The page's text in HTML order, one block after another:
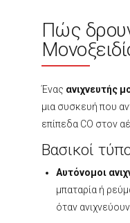
Πώς
Ένας ανιχνευτής
μια συσκευή που
επίπεδα CO στον
Βασικοί
Αυτόνομοι
μπαταρία ή
όταν ανιχνεύουν